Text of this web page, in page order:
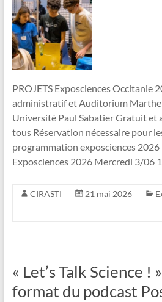
PROJETS Exposciences Occitanie
administratif et Auditorium
Université Paul Sabatier Gratuit et
tous Réservation nécessaire pour
programmation exposciences
Exposciences 2026 Mercredi 3/06
CIRASTI 21 mai 2026
« Let’s Talk Science !
format du podcast